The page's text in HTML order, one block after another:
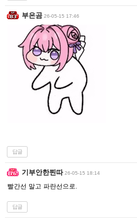
부은곰 26-05-15 17:46
답글
기부안한찐따 26-05-15 18:14
빨간선 말고 파란선으로.
답글